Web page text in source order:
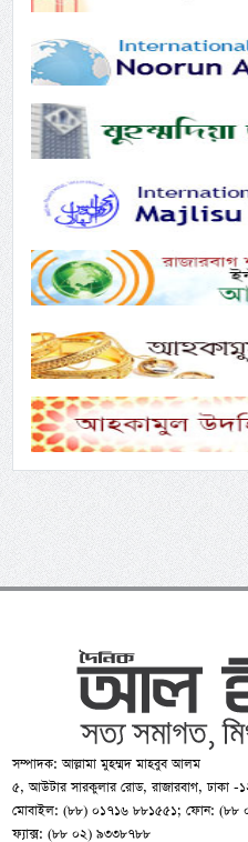
সম্পাদক: আল্লামা মুহম্মদ মাহবুব আলম
৫, আউটার সারকুলার রোড, রাজারবাগ, ঢাকা -
মোবাইল: (৮৮) ০১৭১৬ ৮৮১৫৫১; ফোন: (৮৮
ফ্যাক্স: (৮৮ ০২) ৯৩৩৮৭৮৮